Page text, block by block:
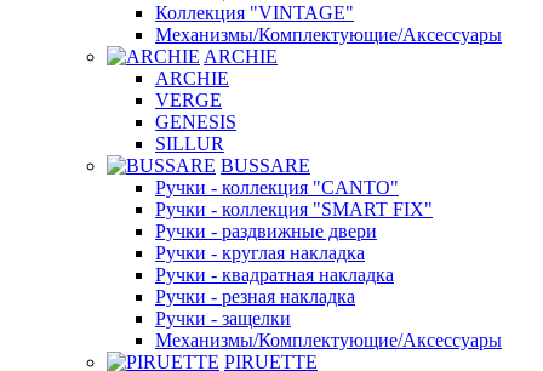
Коллекция "VINTAGE"
Механизмы/Комплектующие/Аксессуары
ARCHIE
ARCHIE
VERGE
GENESIS
SILLUR
BUSSARE
Ручки - коллекция "CANTO"
Ручки - коллекция "SMART FIX"
Ручки - раздвижные двери
Ручки - круглая накладка
Ручки - квадратная накладка
Ручки - резная накладка
Ручки - защелки
Механизмы/Комплектующие/Аксессуары
PIRUETTE